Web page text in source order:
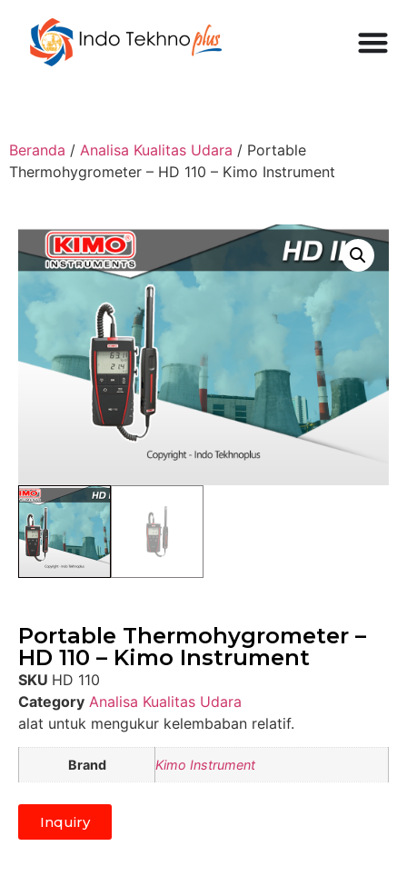
Beranda / Analisa Kualitas Udara / Portable
Thermohygrometer – HD 110 – Kimo Instrument
Portable Thermohygrometer –
HD 110 – Kimo Instrument
SKU HD 110
Category Analisa Kualitas Udara
alat untuk mengukur kelembaban relatif.
Brand Kimo Instrument
Inquiry